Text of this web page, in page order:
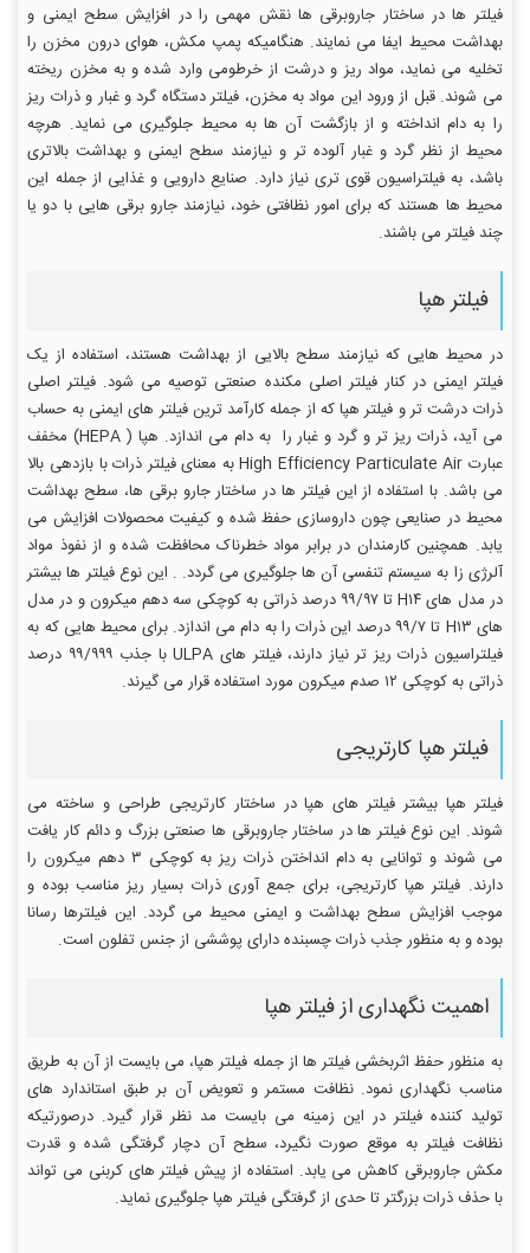
فیلتر ها در ساختار جاروبرقی ها نقش مهمی را در افزایش سطح ایمنی و
بهداشت محیط ایفا می نمایند. هنگامیکه پمپ مکش، هوای درون مخزن را
تخلیه می نماید، مواد ریز و درشت از خرطومی وارد شده و به مخزن ریخته
می شوند. قبل از ورود این مواد به مخزن، فیلتر دستگاه گرد و غبار و ذرات ریز
را به دام انداخته و از بازگشت آن ها به محیط جلوگیری می نماید. هرچه
محیط از نظر گرد و غبار آلوده تر و نیازمند سطح ایمنی و بهداشت بالاتری
باشد، به فیلتراسیون قوی تری نیاز دارد. صنایع دارویی و غذایی از جمله این
محیط ها هستند که برای امور نظافتی خود، نیازمند جارو برقی هایی با دو یا
چند فیلتر می باشند.
فیلتر هپا
در محیط هایی که نیازمند سطح بالایی از بهداشت هستند، استفاده از یک
فیلتر ایمنی در کنار فیلتر اصلی مکنده صنعتی توصیه می شود. فیلتر اصلی
ذرات درشت تر و فیلتر هپا که از جمله کارآمد ترین فیلتر های ایمنی به حساب
می آید، ذرات ریز تر و گرد و غبار را به دام می اندازد. هپا ( HEPA) مخفف
عبارت High Efficiency Particulate Air به معنای فیلتر ذرات با بازدهی بالا
می باشد. با استفاده از این فیلتر ها در ساختار جارو برقی ها، سطح بهداشت
محیط در صنایعی چون داروسازی حفظ شده و کیفیت محصولات افزایش می
یابد. همچنین کارمندان در برابر مواد خطرناک محافظت شده و از نفوذ مواد
آلرژی زا به سیستم تنفسی آن ها جلوگیری می گردد. . این نوع فیلتر ها بیشتر
در مدل های H۱۴ تا ۹۹/۹۷ درصد ذراتی به کوچکی سه دهم میکرون و در مدل
های H۱۳ تا ۹۹/۷ درصد این ذرات را به دام می اندازد. برای محیط هایی که به
فیلتراسیون ذرات ریز تر نیاز دارند، فیلتر های ULPA با جذب ۹۹/۹۹۹ درصد
ذراتی به کوچکی ۱۲ صدم میکرون مورد استفاده قرار می گیرند.
فیلتر هپا کارتریجی
فیلتر هپا بیشتر فیلتر های هپا در ساختار کارتریجی طراحی و ساخته می
شوند. این نوع فیلتر ها در ساختار جاروبرقی ها صنعتی بزرگ و دائم کار یافت
می شوند و توانایی به دام انداختن ذرات ریز به کوچکی ۳ دهم میکرون را
دارند. فیلتر هپا کارتریجی، برای جمع آوری ذرات بسیار ریز مناسب بوده و
موجب افزایش سطح بهداشت و ایمنی محیط می گردد. این فیلترها رسانا
بوده و به منظور جذب ذرات چسبنده دارای پوششی از جنس تفلون است.
اهمیت نگهداری از فیلتر هپا
به منظور حفظ اثربخشی فیلتر ها از جمله فیلتر هپا، می بایست از آن به طریق
مناسب نگهداری نمود. نظافت مستمر و تعویض آن بر طبق استاندارد های
تولید کننده فیلتر در این زمینه می بایست مد نظر قرار گیرد. درصورتیکه
نظافت فیلتر به موقع صورت نگیرد، سطح آن دچار گرفتگی شده و قدرت
مکش جاروبرقی کاهش می یابد. استفاده از پیش فیلتر های کربنی می تواند
با حذف ذرات بزرگتر تا حدی از گرفتگی فیلتر هپا جلوگیری نماید.